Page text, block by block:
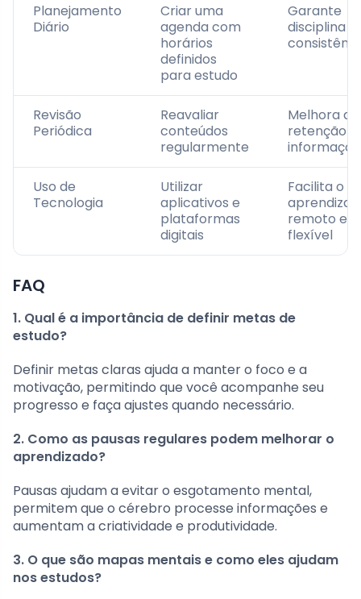
Planejamento
Diário
Criar uma
agenda com
horários
definidos
para estudo
Garante
disciplina e
Revisão
Periódica
Reavaliar
conteúdos
regularmente
Melhora a
retenção
Uso de
Tecnologia
Utilizar
aplicativos e
plataformas
digitais
Facilita o
remoto e
flexível
FAQ
1. Qual é a importância de definir metas de
estudo?
Definir metas claras ajuda a manter o foco e a
motivação, permitindo que você acompanhe seu
progresso e faça ajustes quando necessário.
2. Como as pausas regulares podem melhorar o
aprendizado?
Pausas ajudam a evitar o esgotamento mental,
permitem que o cérebro processe informações e
aumentam a criatividade e produtividade.
3. O que são mapas mentais e como eles ajudam
nos estudos?